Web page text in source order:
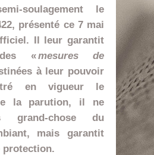
soulagement le
présenté ce 7 mai
Il leur garantit
«mesures de
à leur pouvoir
en vigueur le
la parution, il ne
grand-chose du
mais garantit
protection.